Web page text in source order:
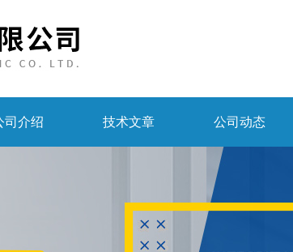
司介绍 技术文章 公司动态